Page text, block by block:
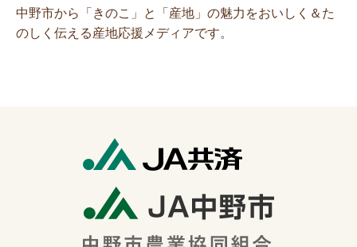
中野市から「きのこ」と「産地」の魅力をおいしく＆た
のしく伝える産地応援メディアです。